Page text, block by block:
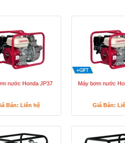
nước Honda JP37
Bán: Liên hệ
Máy bơm nước
Giá Bán: